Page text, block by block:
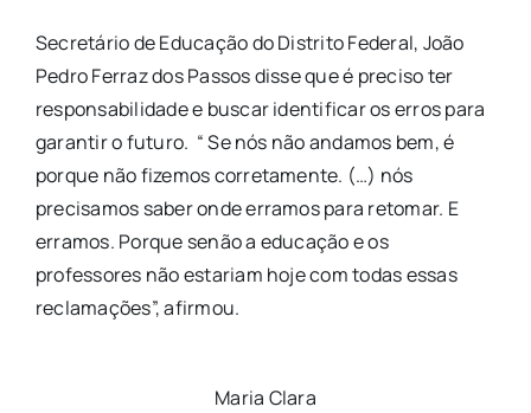
Secretário de Educação do Distrito Federal, João
Pedro Ferraz dos Passos disse que é preciso ter
responsabilidade e buscar identificar os erros para
garantir o futuro. “ Se nós não andamos bem, é
porque não fizemos corretamente. (…) nós
precisamos saber onde erramos para retomar. E
erramos. Porque senão a educação e os
professores não estariam hoje com todas essas
reclamações”, afirmou.
Maria Clara